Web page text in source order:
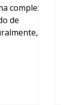
complexa
de